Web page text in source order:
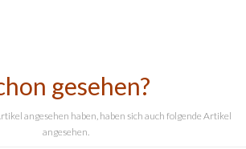
gesehen?
angesehen haben, haben sich auch folgende Artikel
angesehen.